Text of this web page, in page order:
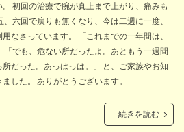
初回の治療で腕が真上まで上がり、痛みも
六回で戻りも無くなり、今は二週に一度、
なさっています。 「これまでの一年間は、
「でも、危ない所だったよ。あともう一週間
だった。あっはっは。」 と、ご家族やお知
した。 ありがとうございます。
続きを読む